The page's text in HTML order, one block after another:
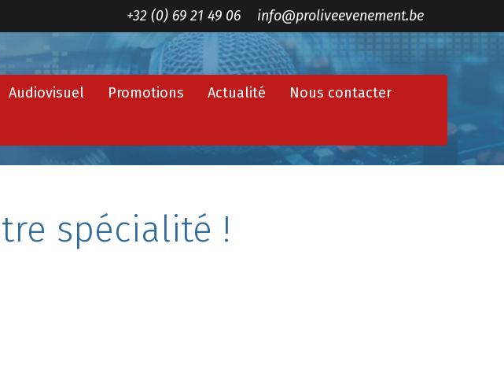
+32 (0) 69 21 49 06 info@proliveevenement.be
Audiovisuel Promotions Actualité Nous contacter
spécialité !